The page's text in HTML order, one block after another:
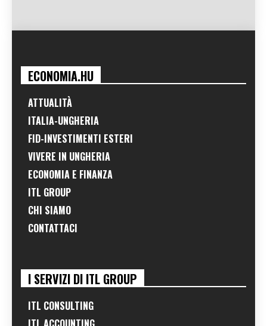
ECONOMIA.HU
ATTUALITÀ
ITALIA-UNGHERIA
FID-INVESTIMENTI ESTERI
VIVERE IN UNGHERIA
ECONOMIA E FINANZA
ITL GROUP
CHI SIAMO
CONTATTACI
I SERVIZI DI ITL GROUP
ITL CONSULTING